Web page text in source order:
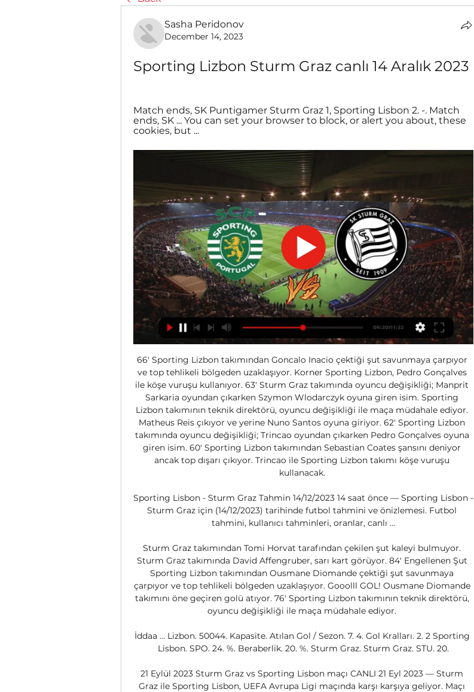
Sasha Peridonov
December 14, 2023
Sporting Lizbon Sturm Graz canlı 14 Aralık 2023
Match ends, SK Puntigamer Sturm Graz 1, Sporting Lisbon 2. -. Match
ends, SK ... You can set your browser to block, or alert you about, these
cookies, but ...
66' Sporting Lizbon takımından Goncalo Inacio çektiği şut savunmaya çarpıyor
ve top tehlikeli bölgeden uzaklaşıyor. Korner Sporting Lizbon, Pedro Gonçalves
ile köşe vuruşu kullanıyor. 63' Sturm Graz takımında oyuncu değişikliği; Manprit
Sarkaria oyundan çıkarken Szymon Wlodarczyk oyuna giren isim. Sporting
Lizbon takımının teknik direktörü, oyuncu değişikliği ile maça müdahale ediyor.
Matheus Reis çıkıyor ve yerine Nuno Santos oyuna giriyor. 62' Sporting Lizbon
takımında oyuncu değişikliği; Trincao oyundan çıkarken Pedro Gonçalves oyuna
giren isim. 60' Sporting Lizbon takımından Sebastian Coates şansını deniyor
ancak top dışarı çıkıyor. Trincao ile Sporting Lizbon takımı köşe vuruşu
kullanacak.
Sporting Lisbon - Sturm Graz Tahmin 14/12/2023 14 saat önce — Sporting Lisbon -
Sturm Graz için (14/12/2023) tarihinde futbol tahmini ve önizlemesi. Futbol
tahmini, kullanıcı tahminleri, oranlar, canlı ...
Sturm Graz takımından Tomi Horvat tarafından çekilen şut kaleyi bulmuyor.
Sturm Graz takımında David Affengruber, sarı kart görüyor. 84' Engellenen Şut
Sporting Lizbon takımından Ousmane Diomande çektiği şut savunmaya
çarpıyor ve top tehlikeli bölgeden uzaklaşıyor. Gooolll GOL! Ousmane Diomande
takımını öne geçiren golü atıyor. 76' Sporting Lizbon takımının teknik direktörü,
oyuncu değişikliği ile maça müdahale ediyor.
İddaa ... Lizbon. 50044. Kapasite. Atılan Gol / Sezon. 7. 4. Gol Kralları. 2. 2 Sporting
Lisbon. SPO. 24. %. Beraberlik. 20. %. Sturm Graz. Sturm Graz. STU. 20.
21 Eylül 2023 Sturm Graz vs Sporting Lisbon maçı CANLI 21 Eyl 2023 — Sturm
Graz ile Sporting Lisbon, UEFA Avrupa Ligi maçında karşı karşıya geliyor. Maçı